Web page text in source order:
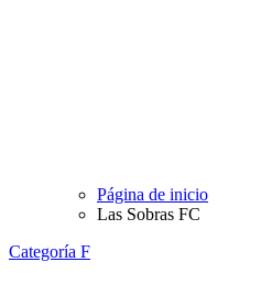
Página de inicio
Las Sobras FC
Categoría F